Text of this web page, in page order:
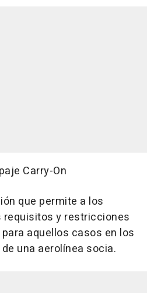
Carry-On
que permite a los
y restricciones
aquellos casos en los
una aerolínea socia.